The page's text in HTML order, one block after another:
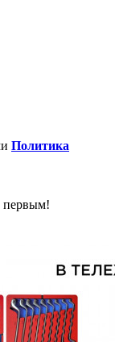
Политика
первым!